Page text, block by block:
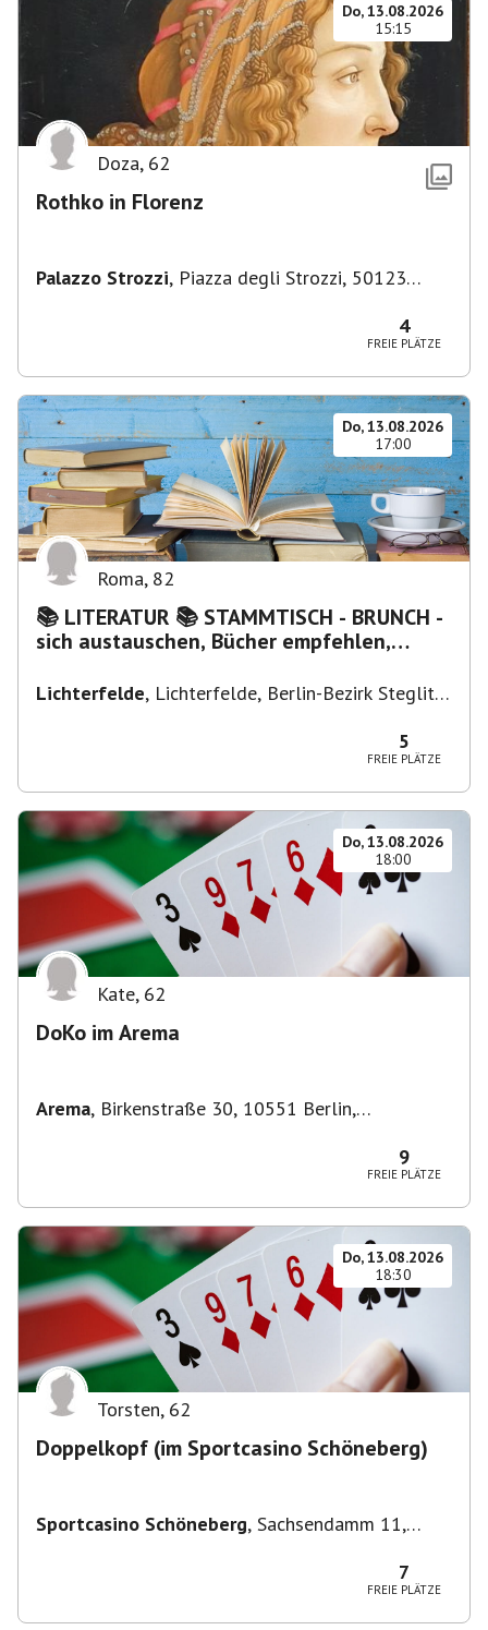
Do, 13.08.2026
15:15
Doza, 62
Rothko in Florenz
Palazzo Strozzi, Piazza degli Strozzi, 50123
4
FREIE PLÄTZE
Do, 13.08.2026
17:00
Roma, 82
📚 LITERATUR 📚 STAMMTISCH - BRUNCH -
sich austauschen, Bücher empfehlen,
Lichterfelde, Lichterfelde, Berlin-Bezirk Steglitz-
5
FREIE PLÄTZE
Do, 13.08.2026
18:00
Kate, 62
DoKo im Arema
Arema, Birkenstraße 30, 10551 Berlin,
9
FREIE PLÄTZE
Do, 13.08.2026
18:30
Torsten, 62
Doppelkopf (im Sportcasino Schöneberg)
Sportcasino Schöneberg, Sachsendamm 11,
7
FREIE PLÄTZE